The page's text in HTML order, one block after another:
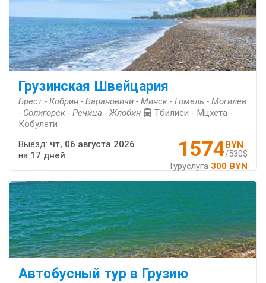
Грузинская Швейцария
Брест - Кобрин - Барановичи - Минск - Гомель - Могилев
- Солигорск - Речица - Жлобин
Тбилиси - Мцхета -
Кобулети
1574BYN
/530$
Туруслуга 300 BYN
Выезд: чт, 06 августа 2026
на 17 дней
Автобусный тур в Грузию